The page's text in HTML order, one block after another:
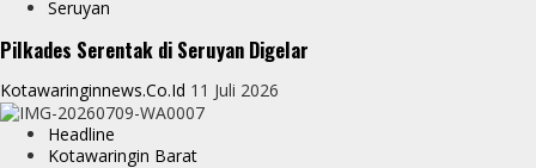
Seruyan
Pilkades Serentak di Seruyan Digelar
Kotawaringinnews.co.id 11 Juli 2026
Headline
Kotawaringin Barat